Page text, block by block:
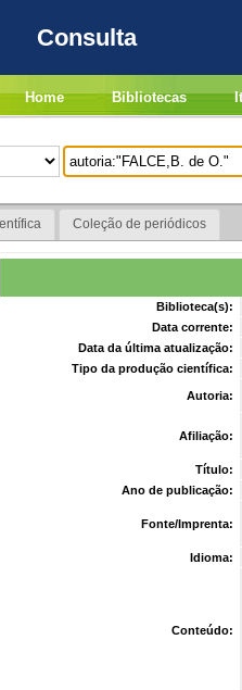
Consulta
Home Bibliotecas
Coleção de periódicos
Biblioteca(s):
Data corrente:
Data da última atualização:
Tipo da produção científica:
Autoria:
Afiliação:
Título:
Ano de publicação:
Fonte/Imprenta:
Idioma:
Conteúdo: